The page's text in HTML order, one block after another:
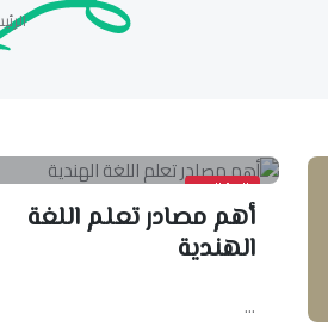
المقالات
أهم مصادر تعلم اللغة
الهندية
...